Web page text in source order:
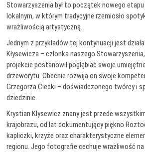
Stowarzyszenia był to początek nowego
lokalnym, w którym tradycyjne rzemiosło
wrażliwością artystyczną.
Jednym z przykładów tej kontynuacji jest
Kłysewicza – członka naszego
projekcie postanowił pogłębiać swoje
drzeworytu. Obecnie rozwija on swoje
Grzegorza Ciećki – doświadczonego twórcy i
dziedzinie.
Krystian Kłysewicz znany jest przede
krajobrazu, od lat dokumentujący piękno
kapliczki, krzyże oraz charakterystyczne
regionu. Jego fotografie cechuje wrażliwość